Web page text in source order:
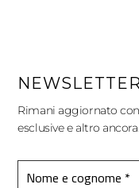
NEWSLETTER
Rimani aggiornato
esclusive e altro ancora.